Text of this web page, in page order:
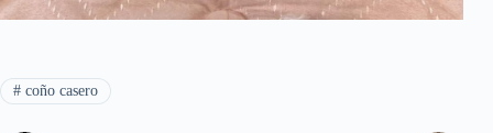
#coño casero